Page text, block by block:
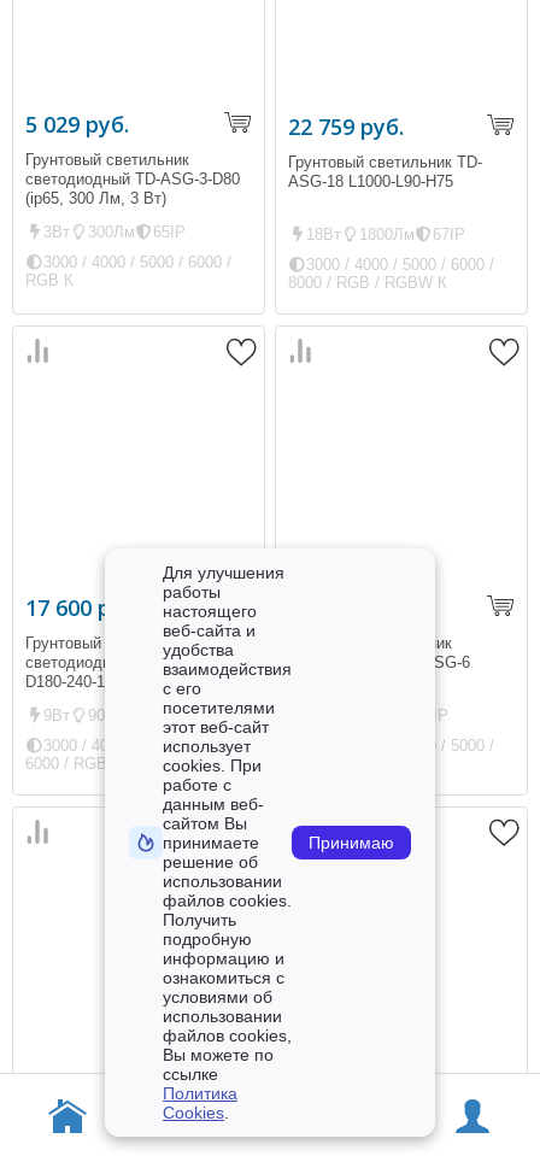
5 029 руб.
Грунтовый светильник
светодиодный TD-ASG-3-D80
(ip65, 300 Лм, 3 Вт)
3Вт
300Лм
65IP
3000 / 4000 / 5000 / 6000 /
RGB К
22 759 руб.
Грунтовый светильник TD-
ASG-18 L1000-L90-H75
18Вт 1800Лм
67IP
3000 / 4000 / 5000 / 6000 /
8000 / RGB / RGBW К
17 600 руб.
Грунтовый светильник
светодиодный TD-ASG-9
D180-240-170
9Вт
900Лм
67IP
3000 / 4000 / 4500 / 5000 /
6000 / RGB / RGBW К
Грунтовый светильник
светодиодный TD-ASG-6
67IP
3000 / 4000 / 4500 / 5000 /
9 898 руб.
Грунтовый светильник
светодиодный TD-ASG-9-400
Грунтовый светильник
светодиодный TD-ASG-9 L150-
Для улучшения
работы
настоящего
веб-сайта и
удобства
взаимодействия
с его
посетителями
этот веб-сайт
использует
cookies. При
работе с
данным веб-
сайтом Вы
принимаете
решение об
использовании
файлов cookies.
Получить
подробную
информацию и
ознакомиться с
условиями об
использовании
файлов cookies,
Вы можете по
ссылке
Политика
Cookies
Принимаю